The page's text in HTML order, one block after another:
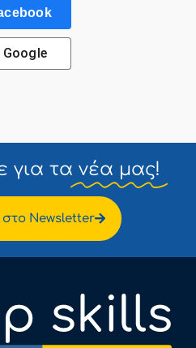
Google
για τα νέα μας!
στο Newsletter